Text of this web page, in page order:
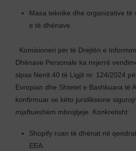
Masa teknike dhe organizative të
e të dhënave.
Komisioneri për të Drejtën e
Dhënave Personale ka nxjerrë
sipas Nenit 40 të Ligjit nr. 124/2024
Evropian dhe Shtetet e Bashkuara të
konfirmuar se këto juridiksione
mjaftueshëm mbrojtjeje. Konkretisht:
Shopify ruan të dhënat në
EEA.